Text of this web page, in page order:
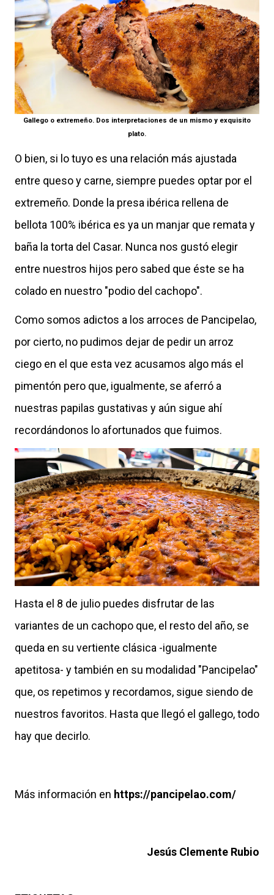
Gallego o extremeño. Dos interpretaciones de un mismo y exquisito
plato.
O bien, si lo tuyo es una relación más ajustada
entre queso y carne, siempre puedes optar por el
extremeño. Donde la presa ibérica rellena de
bellota 100% ibérica es ya un manjar que remata y
baña la torta del Casar. Nunca nos gustó elegir
entre nuestros hijos pero sabed que éste se ha
colado en nuestro "podio del cachopo".
Como somos adictos a los arroces de Pancipelao,
por cierto, no pudimos dejar de pedir un arroz
ciego en el que esta vez acusamos algo más el
pimentón pero que, igualmente, se aferró a
nuestras papilas gustativas y aún sigue ahí
recordándonos lo afortunados que fuimos.
Hasta el 8 de julio puedes disfrutar de las
variantes de un cachopo que, el resto del año, se
queda en su vertiente clásica -igualmente
apetitosa- y también en su modalidad "Pancipelao"
que, os repetimos y recordamos, sigue siendo de
nuestros favoritos. Hasta que llegó el gallego, todo
hay que decirlo.
Más información en https://pancipelao.com/
Jesús Clemente Rubio